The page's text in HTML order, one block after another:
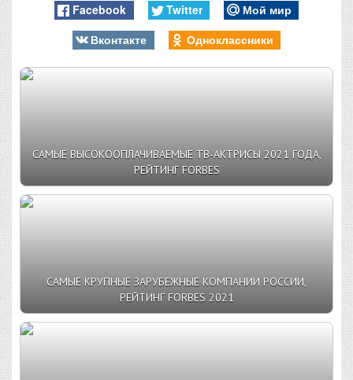
Facebook Twitter
Мой мир
Вконтакте
Одноклассники
САМЫЕ ВЫСОКООПЛАЧИВАЕМЫЕ ТВ-АКТРИСЫ 2021 ГОДА,
РЕЙТИНГ FORBES
САМЫЕ КРУПНЫЕ ЗАРУБЕЖНЫЕ КОМПАНИИ РОССИИ,
РЕЙТИНГ FORBES 2021